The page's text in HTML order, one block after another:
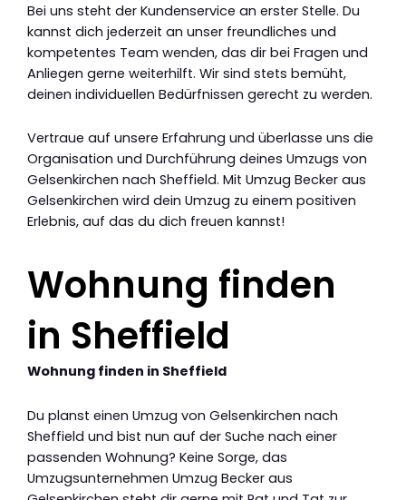
Bei uns steht der Kundenservice an erster Stelle. Du
kannst dich jederzeit an unser freundliches und
kompetentes Team wenden, das dir bei Fragen und
Anliegen gerne weiterhilft. Wir sind stets bemüht,
deinen individuellen Bedürfnissen gerecht zu werden.
Vertraue auf unsere Erfahrung und überlasse uns die
Organisation und Durchführung deines Umzugs von
Gelsenkirchen nach Sheffield. Mit Umzug Becker aus
Gelsenkirchen wird dein Umzug zu einem positiven
Erlebnis, auf das du dich freuen kannst!
Wohnung finden
in Sheffield
Wohnung finden in Sheffield
Du planst einen Umzug von Gelsenkirchen nach
Sheffield und bist nun auf der Suche nach einer
passenden Wohnung? Keine Sorge, das
Umzugsunternehmen Umzug Becker aus